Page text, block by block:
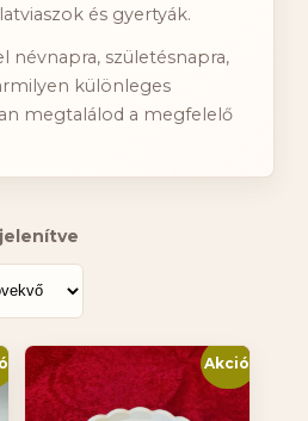
és gyertyák.
névnapra, születésnapra,
különleges
megtalálod a megfelelő
to
high
Akció!